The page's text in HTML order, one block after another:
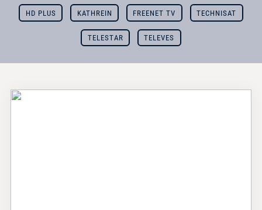
HD PLUS KATHREIN FREENET TV TECHNISAT
TELESTAR TELEVES